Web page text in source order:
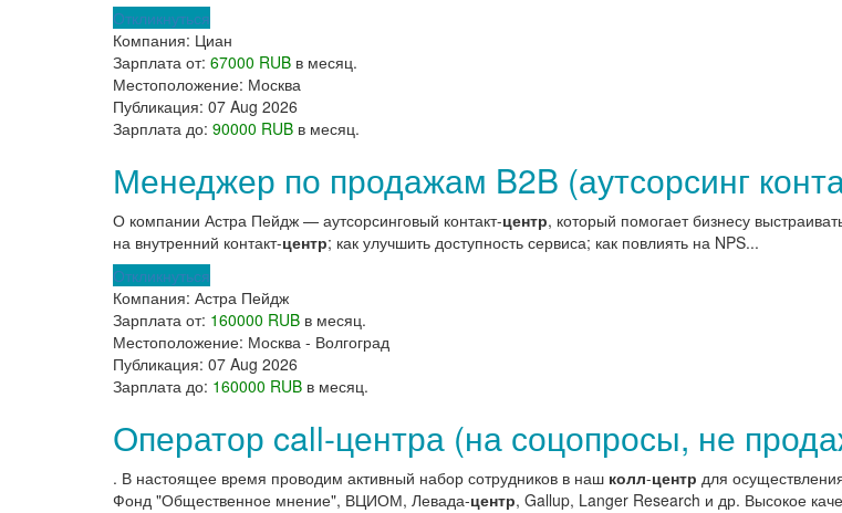
Откликнуться
Компания: Циан
Зарплата от: 67000 RUB в месяц.
Местоположение: Москва
Публикация: 07 Aug 2026
Зарплата до: 90000 RUB в месяц.
Менеджер по продажам B2B (аутсорсинг
О компании Астра Пейдж — аутсорсинговый контакт-центр, который помогает бизнесу
на внутренний контакт-центр; как улучшить доступность сервиса; как повлиять на NPS...
Откликнуться
Компания: Астра Пейдж
Зарплата от: 160000 RUB в месяц.
Местоположение: Москва - Волгоград
Публикация: 07 Aug 2026
Зарплата до: 160000 RUB в месяц.
Оператор call-центра (на соцопросы, не
. В настоящее время проводим активный набор сотрудников в наш колл-центр для
Фонд "Общественное мнение", ВЦИОМ, Левада-центр, Gallup, Langer Research и др. Высокое